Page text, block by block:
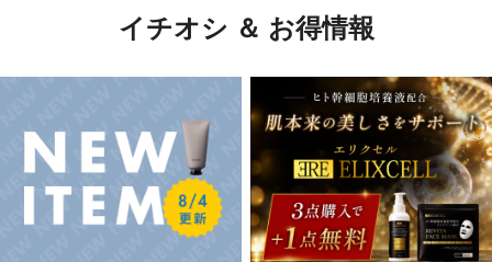
イチオシ ＆ お得情報